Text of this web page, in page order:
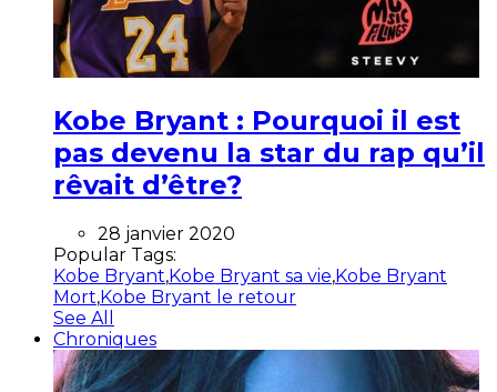
Kobe Bryant : Pourquoi il est
pas devenu la star du rap qu’il
rêvait d’être?
28 janvier 2020
Popular Tags:
Kobe Bryant,Kobe Bryant sa vie,Kobe Bryant
Mort,Kobe Bryant le retour
See All
Chroniques